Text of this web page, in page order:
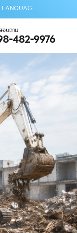
LANGUAGE
อบถาม
482-9976